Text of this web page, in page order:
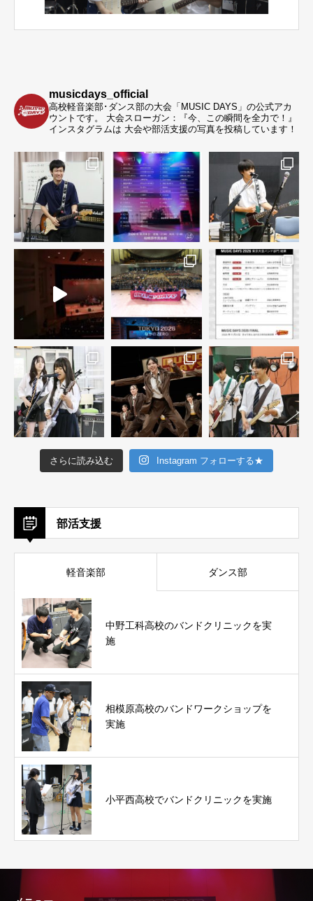
musicdays_official
高校軽音楽部･ダンス部の大会「MUSIC DAYS」の公式アカ
ウントです。
大会スローガン：『今、この瞬間を全力で！』
インスタグラムは 大会や部活支援の写真を投稿しています！
さらに読み込む Instagram フォローする★
部活支援
軽音楽部 ダンス部
中野工科高校のバンドクリニックを実
施
相模原高校のバンドワークショップを
実施
小平西高校でバンドクリニックを実施